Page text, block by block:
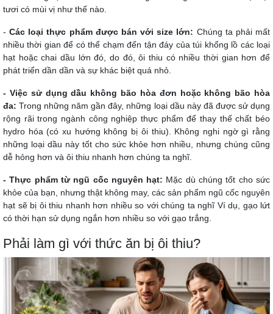
tươi có mùi vị như thế nào.
-Các loại thực phẩm được bán với size lớn: Chúng ta phải mất
nhiều thời gian để có thể chạm đến tận đáy của túi khổng lồ các loại
hạt hoặc chai dầu lớn đó, do đó, ôi thiu có nhiều thời gian hơn để
phát triển dần dần và sự khác biệt quá nhỏ.
- Việc sử dụng dầu không bão hòa đơn hoặc không bão hòa
đa: Trong những năm gần đây, những loại dầu này đã được sử dụng
rộng rãi trong ngành công nghiệp thực phẩm để thay thế chất béo
hydro hóa (có xu hướng không bị ôi thiu). Không nghi ngờ gì rằng
những loại dầu này tốt cho sức khỏe hơn nhiều, nhưng chúng cũng
dễ hỏng hơn và ôi thiu nhanh hơn chúng ta nghĩ.
- Thực phẩm từ ngũ cốc nguyên hạt: Mặc dù chúng tốt cho sức
khỏe của bạn, nhưng thật không may, các sản phẩm ngũ cốc nguyên
hạt sẽ bị ôi thiu nhanh hơn nhiều so với chúng ta nghĩ Ví dụ, gạo lứt
có thời hạn sử dụng ngắn hơn nhiều so với gạo trắng.
Phải làm gì với thức ăn bị ôi thiu?